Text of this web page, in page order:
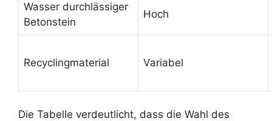
Wasser durchlässiger
Betonstein
Hoch
Recyclingmaterial Variabel
Die Tabelle verdeutlicht, dass die Wahl des